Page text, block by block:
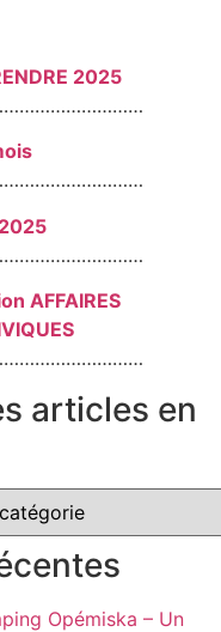
2025
AFFAIRES
articles en
Opémiska – Un